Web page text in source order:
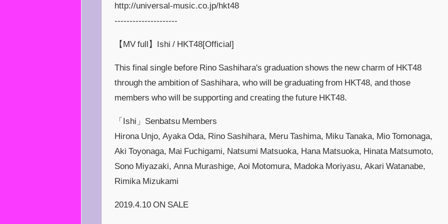
http://universal-music.co.jp/hkt48
---------------------
【MV full】Ishi / HKT48[Official]
This final single before Rino Sashihara's graduation shows the new charm of HKT48
through the ambition of Sashihara, who will be graduating from HKT48, and those
members who will be supporting and creating the future HKT48.
「Ishi」Senbatsu Members
Hirona Unjo, Ayaka Oda, Rino Sashihara, Meru Tashima, Miku Tanaka, Mio Tomonaga,
Aki Toyonaga, Mai Fuchigami, Natsumi Matsuoka, Hana Matsuoka, Hinata Matsumoto,
Sono Miyazaki, Anna Murashige, Aoi Motomura, Madoka Moriyasu, Akari Watanabe,
Rimika Mizukami
2019.4.10 ON SALE